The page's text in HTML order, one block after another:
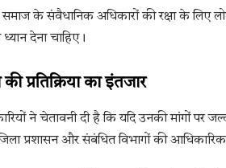
के संवैधानिक अधिकारों की रक्षा के लिए
देना चाहिए।
प्रतिक्रिया का इंतजार
ने चेतावनी दी है कि यदि उनकी मांगों पर
प्रशासन और संबंधित विभागों की आधिकारिक